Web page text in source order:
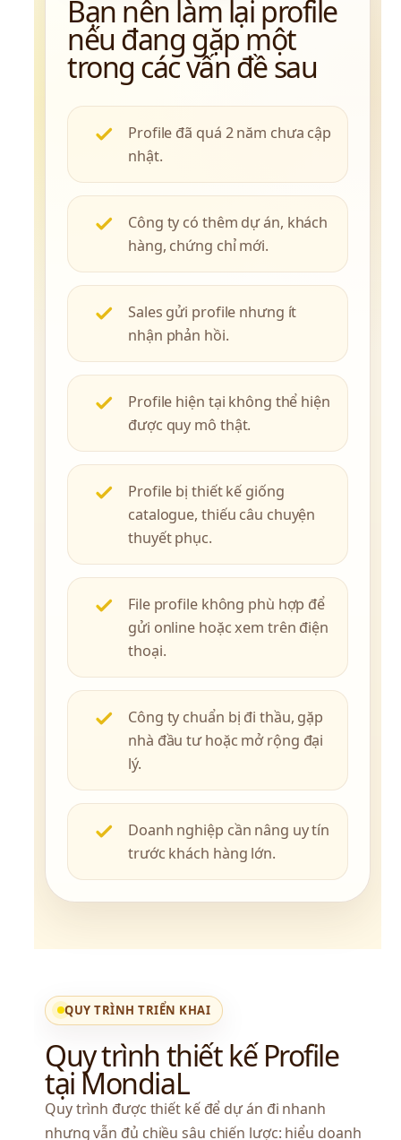
Bạn nên làm lại profile
nếu đang gặp một
trong các vấn đề sau
Profile đã quá 2 năm chưa cập
nhật.
Công ty có thêm dự án, khách
hàng, chứng chỉ mới.
Sales gửi profile nhưng ít
nhận phản hồi.
Profile hiện tại không thể hiện
được quy mô thật.
Profile bị thiết kế giống
catalogue, thiếu câu chuyện
thuyết phục.
File profile không phù hợp để
gửi online hoặc xem trên điện
thoại.
Công ty chuẩn bị đi thầu, gặp
nhà đầu tư hoặc mở rộng đại
lý.
Doanh nghiệp cần nâng uy tín
trước khách hàng lớn.
QUY TRÌNH TRIỂN KHAI
Quy trình thiết kế Profile
tại MondiaL
Quy trình được thiết kế để dự án đi nhanh
nhưng vẫn đủ chiều sâu chiến lược: hiểu doanh